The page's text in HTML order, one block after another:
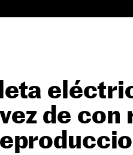
de con